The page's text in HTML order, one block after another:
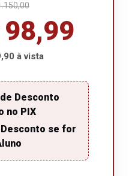
98,99
à vista
de Desconto
no PIX
Desconto se for